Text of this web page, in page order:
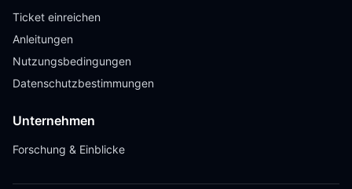
Ticket einreichen
Anleitungen
Nutzungsbedingungen
Datenschutzbestimmungen
Unternehmen
Forschung & Einblicke